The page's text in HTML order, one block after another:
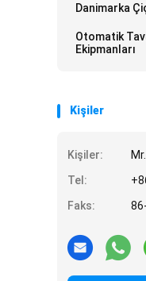
Danimarka
Otomatik
Ekipmanları
Kişiler
Kişiler:
Tel:
Faks: